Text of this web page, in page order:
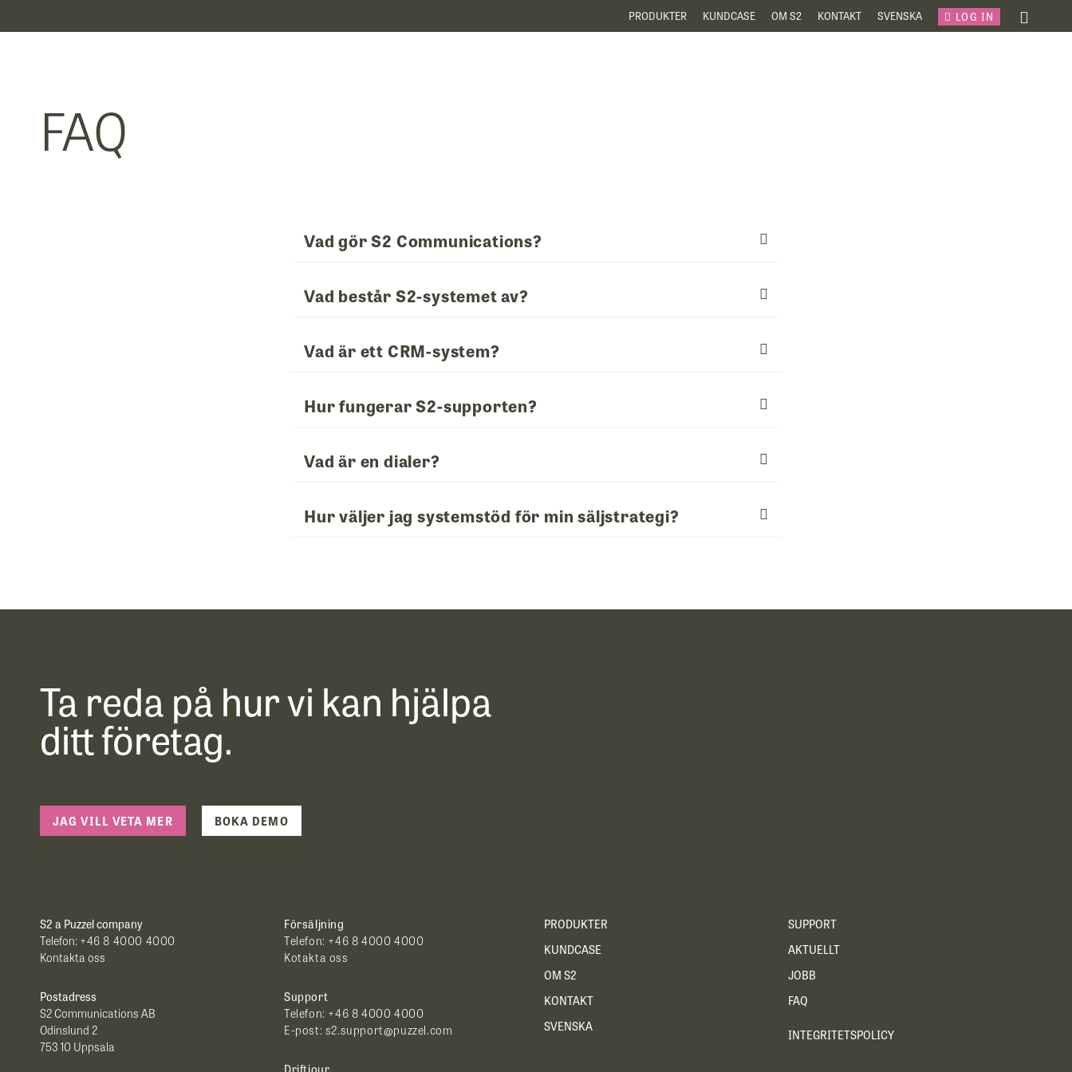
PRODUKTER KUNDCASE OM S2 KONTAKT SVENSKA LOG IN
FAQ
Vad gör S2 Communications?
Vad består S2-systemet av?
Vad är ett CRM-system?
Hur fungerar S2-supporten?
Vad är en dialer?
Hur väljer jag systemstöd för min säljstrategi?
Ta reda på hur vi kan hjälpa
ditt företag.
JAG VILL VETA MER BOKA DEMO
S2 a Puzzel company
Telefon: +46 8 4000 4000
Kontakta oss
Postadress
S2 Communications AB
Odinslund 2
753 10 Uppsala
Försäljning
Telefon: +46 8 4000 4000
Kotakta oss
Support
Telefon: +46 8 4000 4000
E-post: s2.support@puzzel.com
Driftjour
PRODUKTER
KUNDCASE
OM S2
KONTAKT
SVENSKA
SUPPORT
AKTUELLT
JOBB
FAQ
INTEGRITETSPOLICY